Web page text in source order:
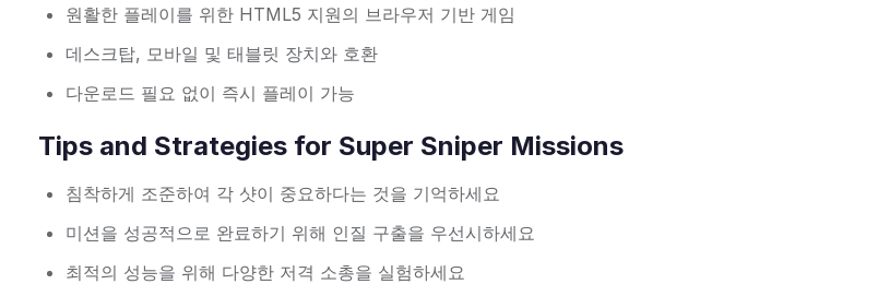
원활한 플레이를 위한 HTML5 지원의 브라우저 기반 게임
데스크탑, 모바일 및 태블릿 장치와 호환
다운로드 필요 없이 즉시 플레이 가능
Tips and Strategies for Super Sniper Missions
침착하게 조준하여 각 샷이 중요하다는 것을 기억하세요
미션을 성공적으로 완료하기 위해 인질 구출을 우선시하세요
최적의 성능을 위해 다양한 저격 소총을 실험하세요